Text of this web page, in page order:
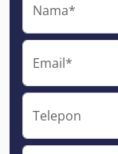
Nama*
Email*
Telepon